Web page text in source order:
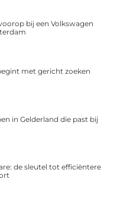
bij een Volkswagen
met gericht zoeken
in Gelderland die past bij
de sleutel tot efficiëntere